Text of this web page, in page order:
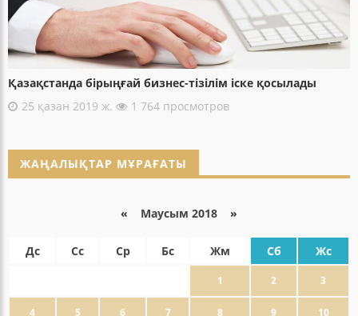
Қазақстанда бірыңғай бизнес-тізілім іске қосылады
25 қазан 2019 ж.
1 764 просмотров
ЖАҢАЛЫҚТАР МҰРАҒАТЫ
« Маусым 2018 »
Дс Сс Ср Бс Жм Сб Жс
1 2 3
4 5 6 7 8 9 10